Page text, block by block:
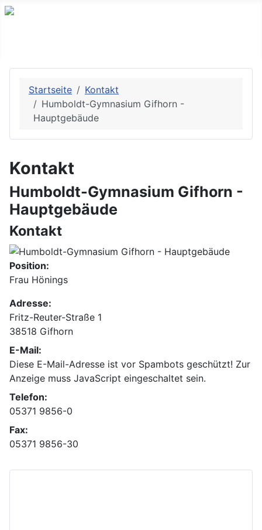
Startseite
Kontakt
Humboldt-Gymnasium Gifhorn -
Hauptgebäude
Kontakt
Humboldt-Gymnasium Gifhorn -
Hauptgebäude
Kontakt
Position:
Frau Hönings
Adresse:
Fritz-Reuter-Straße 1
38518 Gifhorn
E-Mail:
Diese E-Mail-Adresse ist vor Spambots geschützt! Zur
Anzeige muss JavaScript eingeschaltet sein.
Telefon:
05371 9856-0
Fax:
05371 9856-30